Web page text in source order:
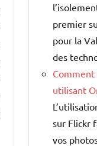
premier
pour la
des
Comment
utilisant
sur Flickr
vos